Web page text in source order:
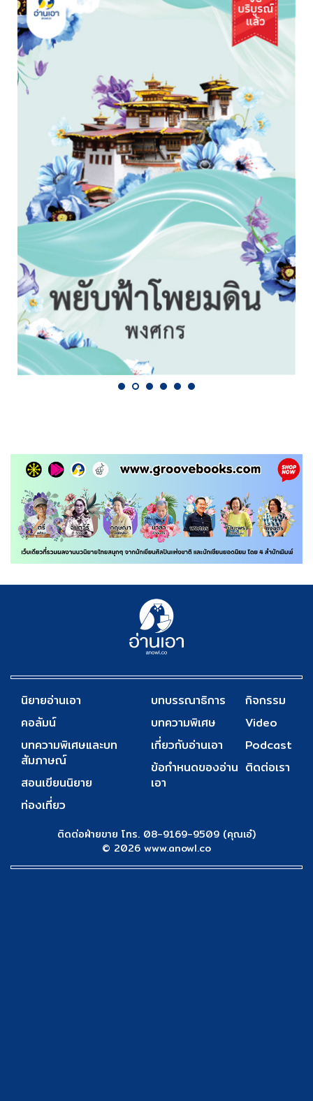
นิยายอ่านเอา
คอลัมน์
บทความพิเศษและบท
สัมภาษณ์
สอนเขียนนิยาย
ท่องเที่ยว
บทบรรณาธิการ
บทความพิเศษ
เกี่ยวกับอ่านเอา
ข้อกำหนดของอ่าน
เอา
กิจกรรม
Video
Podcast
ติดต่อเรา
ติดต่อฝ่ายขาย โทร. 08-9169-9509 (คุณเอ๋)
© 2026 www.anowl.co